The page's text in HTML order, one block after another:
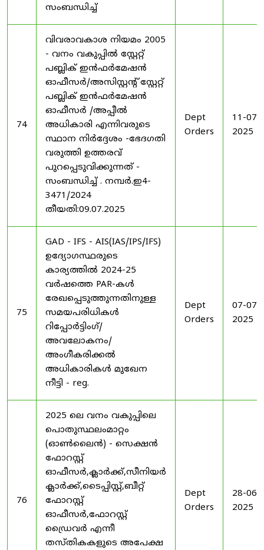
സംബന്ധിച്ച്
74
വിവരാവകാശ നിയമം 2005
- വനം വകുപ്പിൽ സ്റ്റേറ്റ്
പബ്ലിക് ഇൻഫർമേഷൻ
ഓഫീസർ/അസിസ്റ്റന്റ് സ്റ്റേറ്റ്
പബ്ലിക് ഇൻഫർമേഷൻ
ഓഫീസർ /അപ്പീൽ
അധികാരി എന്നിവരുടെ
സ്ഥാന നിർദ്ദേശം -ഭേദഗതി
വരുത്തി ഉത്തരവ്
പുറപ്പെടുവിക്കുന്നത് -
സംബന്ധിച്ച് . നമ്പർ.ഇ4-
3471/2024
തീയതി:09.07.2025
Dept
Orders
11-07-
2025
75
GAD - IFS - AIS(IAS/IPS/IFS)
ഉദ്യോഗസ്ഥരുടെ
കാര്യത്തിൽ 2024-25
വർഷത്തെ PAR-കൾ
രേഖപ്പെടുത്തുന്നതിനുള്ള
സമയപരിധികൾ
റിപ്പോർട്ടിംഗ്/
അവലോകനം/
അംഗീകരിക്കൽ
അധികാരികൾ മുഖേന
നീട്ടി - reg.
Dept
Orders
07-07-
2025
76
2025 ലെ വനം വകുപ്പിലെ
പൊതുസ്ഥലംമാറ്റം
(ഓൺലൈൻ) - സെക്ഷൻ
ഫോറസ്റ്റ്
ഓഫീസർ,ക്ലാർക്ക്,സീനിയർ
ക്ലാർക്ക്,ടൈപ്പിസ്റ്റ്,ബീറ്റ്
ഫോറസ്റ്റ്
ഓഫീസർ,ഫോറസ്റ്റ്
ഡ്രൈവർ എന്നീ
തസ്തികകളുടെ അപേക്ഷ
Dept
Orders
28-06-
2025